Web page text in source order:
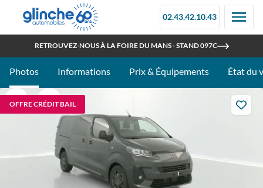
02.43.42.10.43
RETROUVEZ-NOUS À LA FOIRE DU MANS - STAND 097C
OUVERT TOUT L'ÉTÉ
Photos Informations Prix & Équipements État du
OFFRE CRÉDIT BAIL